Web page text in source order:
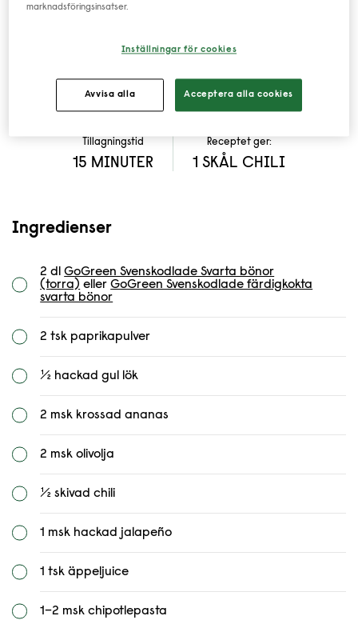
RÖKIG SMAK
ger dig det och lite till, och balanserar upp med en
fruktig sötma av ananas. Perfekt som dipp!
Tillagningstid
15 MINUTER
Receptet ger:
1 SKÅL CHILI
Ingredienser
2 dlGoGreen Svenskodlade Svarta bönor
(torra) ellerGoGreen Svenskodlade färdigkokta
svarta bönor
2 tsk paprikapulver
½ hackad gul lök
2 msk krossad ananas
2 msk olivolja
½ skivad chili
1 msk hackad jalapeño
1 tsk äppeljuice
1–2 msk chipotlepasta
marknadsföringsinsatser.
Inställningar för cookies
Avvisa alla Acceptera alla cookies